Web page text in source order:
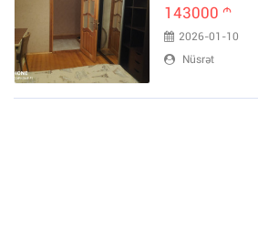
143000 m
2026-01-10
Nüsrət